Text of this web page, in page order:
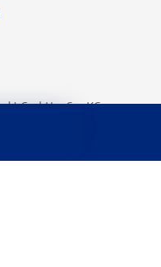
GmbH + Co. KG